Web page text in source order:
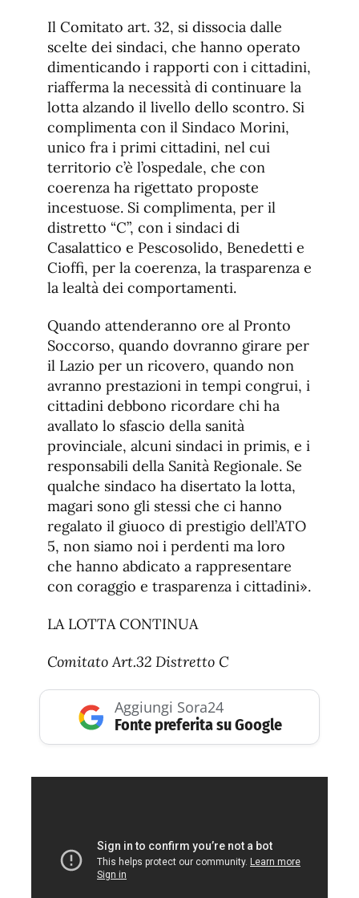
Il Comitato art. 32, si dissocia dalle
scelte dei sindaci, che hanno operato
dimenticando i rapporti con i cittadini,
riafferma la necessità di continuare la
lotta alzando il livello dello scontro. Si
complimenta con il Sindaco Morini,
unico fra i primi cittadini, nel cui
territorio c’è l’ospedale, che con
coerenza ha rigettato proposte
incestuose. Si complimenta, per il
distretto “C”, con i sindaci di
Casalattico e Pescosolido, Benedetti e
Cioffi, per la coerenza, la trasparenza e
la lealtà dei comportamenti.
Quando attenderanno ore al Pronto
Soccorso, quando dovranno girare per
il Lazio per un ricovero, quando non
avranno prestazioni in tempi congrui, i
cittadini debbono ricordare chi ha
avallato lo sfascio della sanità
provinciale, alcuni sindaci in primis, e i
responsabili della Sanità Regionale. Se
qualche sindaco ha disertato la lotta,
magari sono gli stessi che ci hanno
regalato il giuoco di prestigio dell’ATO
5, non siamo noi i perdenti ma loro
che hanno abdicato a rappresentare
con coraggio e trasparenza i cittadini».
LA LOTTA CONTINUA
Comitato Art.32 Distretto C
Aggiungi Sora24
Fonte preferita su Google